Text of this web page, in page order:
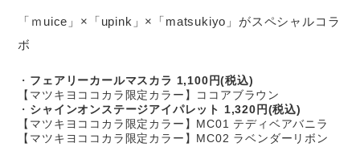
「ｍuice」×「upink」×「matsukiyo」がスペシャルコラ
ボ
・ フェアリーカールマスカラ 1,100円(税込)
【マツキヨココカラ限定カラー】ココアブラウン
・ シャインオンステージアイパレット 1,320円(税込)
【マツキヨココカラ限定カラー】MC01 テディベアバニラ
【マツキヨココカラ限定カラー】MC02 ラベンダーリボン